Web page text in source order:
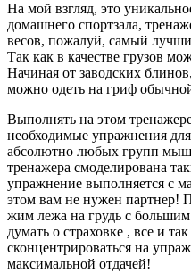
На мой взгляд, это
домашнего спортзала,
весов, пожалуй, самый
Так как в качестве грузов
Начиная от заводских
можно одеть на гриф
Выполнять на этом
необходимые упражнения
абсолютно любых групп
тренажера смоделирована
упражнение выполняется с
этом вам не нужен партнер!
жим лежа на грудь с
думать о страховке , все и
сконцентрироваться на
максимальной отдачей!